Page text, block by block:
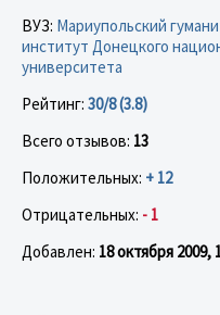
ВУЗ: Мариупольский
институт Донецкого
университета
Рейтинг: 30/8 (3.8)
Всего отзывов: 13
Положительных: + 12
Отрицательных: - 1
Добавлен: 18 октября 2009,